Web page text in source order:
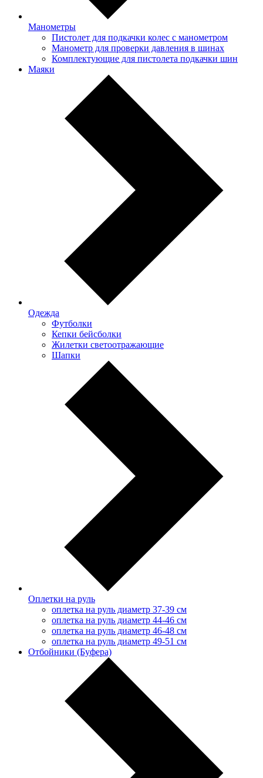
Манометры
Пистолет для подкачки колес с манометром
Манометр для проверки давления в шинах
Комплектующие для пистолета подкачки шин
Маяки
Одежда
Футболки
Кепки бейсболки
Жилетки светоотражающие
Шапки
Оплетки на руль
оплетка на руль диаметр 37-39 см
оплетка на руль диаметр 44-46 см
оплетка на руль диаметр 46-48 см
оплетка на руль диаметр 49-51 см
Отбойники (Буфера)